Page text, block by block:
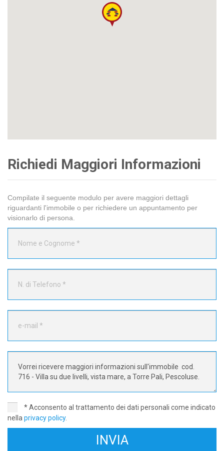
Richiedi Maggiori Informazioni
Compilate il seguente modulo per avere maggiori dettagli
riguardanti l'immobile o per richiedere un appuntamento per
visionarlo di persona.
* Acconsento al trattamento dei dati personali come indicato
nellaprivacy policy.